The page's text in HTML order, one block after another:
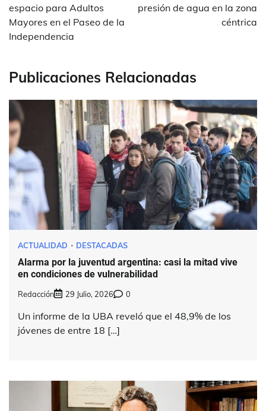
entradas
espacio para Adultos
Mayores en el Paseo de la
Independencia
presión de agua en la zona
céntrica
Publicaciones Relacionadas
ACTUALIDAD DESTACADAS
Alarma por la juventud argentina: casi la mitad vive
en condiciones de vulnerabilidad
Redacción 29 Julio, 2026 0
Un informe de la UBA reveló que el 48,9% de los
jóvenes de entre 18 […]